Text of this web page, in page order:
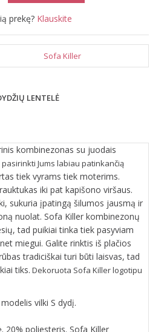
prekę? Klauskite
Sofa Killer
LENTELĖ
kombinezonas su juodais
Jums labiau patinkančią
tiek vyrams tiek moterims.
iki pat kapišono viršaus.
sukuria įpatingą šilumos jausmą ir
nuolat. Sofa Killer kombinezonų
tad puikiai tinka tiek pasyviam
miegui. Galite rinktis iš plačios
tradiciškai turi būti laisvas, tad
tiks. Dekoruota Sofa Killer logotipu
vilki S dydį.
20% poliesteris. Sofa Killer